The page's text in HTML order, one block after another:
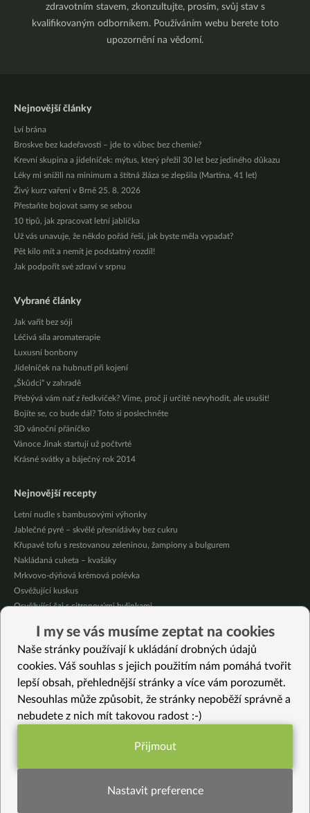
zdravotním stavem, zkonzultujte, prosím, svůj stav s
kvalifikovaným odborníkem. Používáním webu berete toto
upozornění na vědomí.
Nejnovější články
Lví brána
Broskve bez kadeřavosti – jde to vůbec bez chemie?
Krevní skupina a jídelníček: mýtus, který přežil 30 let bez jediného důkazu
Léky mi snížili na minimum a štítná žláza se zlepšila (Martina, 41 let)
Živý kurz vaření v Brně 25. 8. 2026
Přestaňte bojovat samy se sebou
10 tipů, jak zpracovat letní jablíčka
Už vás unavuje, že někdo pořád řeší, jak byste měla vypadat?
Pět kilo mít a nemít je podstatný rozdíl!
Jak podpořit své zdraví v srpnu
Vybrané články
Jak vařit bez sóji
Léčivá síla aromaterapie
Luxusní bonbony
Jídelníček na hubnutí při kojení
„Škůdci“ v zahradě
Přebývá vám nať z ředkviček? Víme, proč ji určitě nevyhodit, ale usušit!
Bojíte se, co bude dál? Toto si poslechněte
3D vánoční přáníčko
Vánoce Jinak startují už počtvrté
Krásné svátky a báječný rok 2014
Nejnovější recepty
Letní nudle s bambusovými výhonky
Jablečné pyré – skvělé přesnídávky bez cukru
Křupavé tofu s restovanou zeleninou, žampiony a bulgurem
Nakládaná cuketa – kvašáky
Mrkvovo-dýňová krémová polévka
Osvěžující kuskus
Osvěžující čaj s citronovými bylinkami
Čokoládové muffiny s mangovým krémem
Meruňky a jablka v citrónovém želé
Vybrané recepty
Galetky s cizrnou
Žitné těstoviny s italskou omáčkou a tempehem
I my se vás musíme zeptat na cookies
Naše stránky používají k ukládání drobných údajů
cookies. Váš souhlas s jejich použitím nám pomáhá tvořit
lepší obsah, přehlednější stránky a více vám porozumět.
Nesouhlas může způsobit, že stránky nepoběží správně a
nebudete z nich mít takovou radost :-)
Funkční nastavení potřebujeme (vždy
Přijmout
Nastavit preference